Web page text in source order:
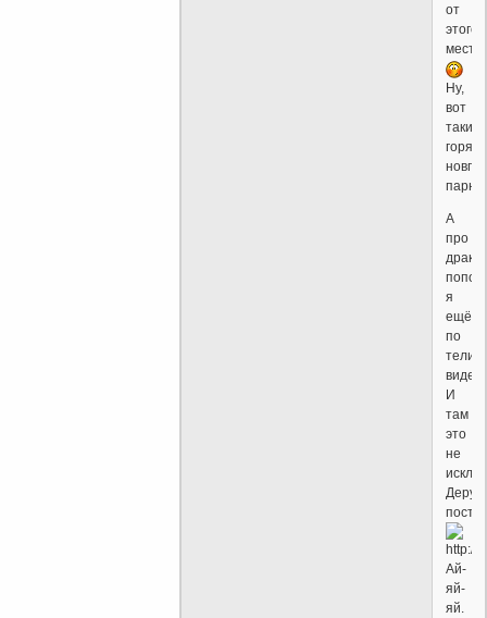
от
этого
места.
Ну,
вот
такие
А
про
драку
попов
я
ещё
по
телику
видел.
И
там
это
не
Ай-
яй-
яй.